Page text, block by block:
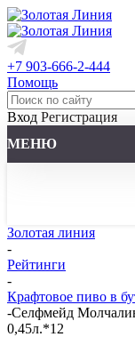
+7 903-666-2-444
Помощь
Вход Регистрация
МЕНЮ
Золотая линия
-
Рейтинги
-
Крафтовое пиво в
-Селфмейд
0,45л.*12